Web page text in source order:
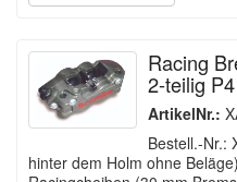
Racing
2-teilig
ArtikelNr.:
Bestell.-Nr.:
hinter dem Holm ohne